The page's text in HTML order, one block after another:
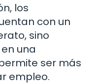
los
con un
sino
una
ser más
empleo.